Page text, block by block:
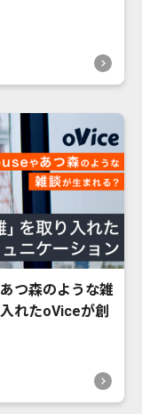
つ森のような雑
れたoViceが創